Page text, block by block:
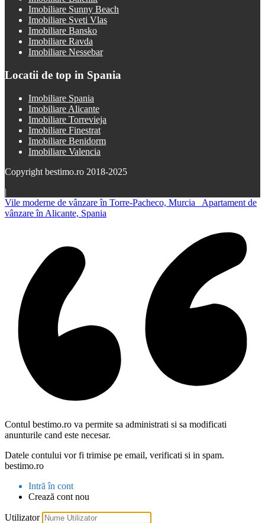
Imobiliare Sunny Beach
Imobiliare Sveti Vlas
Imobiliare Bansko
Imobiliare Ravda
Imobiliare Nessebar
Locatii de top in Spania
Imobiliare Spania
Imobiliare Alicante
Imobiliare Torrevieja
Imobiliare Finestrat
Imobiliare Benidorm
Imobiliare Valencia
Copyright bestimo.ro 2018-2025
|
Vile moderne de vânzare în Torre-Pacheco, Murcia
Apartament de
vânzare în Alicante, Spania
Contul bestimo.ro va permite sa administrati si sa modificati
anunturile cand este necesar.
Datele contului vor fi trimise pe email, verificati si in spam.
bestimo.ro
Intră în cont
Crează cont nou
Utilizator